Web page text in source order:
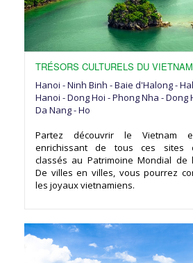
TRÉSORS CULTURELS DU VIETNAM
Hanoi - Ninh Binh - Baie d'Halong -
Hanoi - Dong Hoi - Phong Nha - Dong
Da Nang - Ho
Partez découvrir le Vietnam
enrichissant de tous ces sites
classés au Patrimoine Mondial de
De villes en villes, vous pourrez
les joyaux vietnamiens.